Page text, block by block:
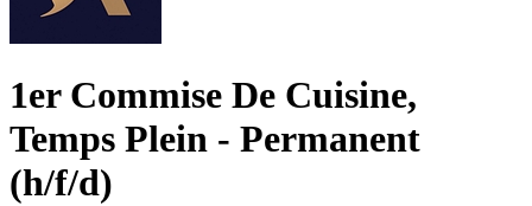
1er Commise De Cuisine,
Temps Plein - Permanent
(h/f/d)